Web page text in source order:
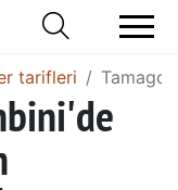
tarifleri Tamago